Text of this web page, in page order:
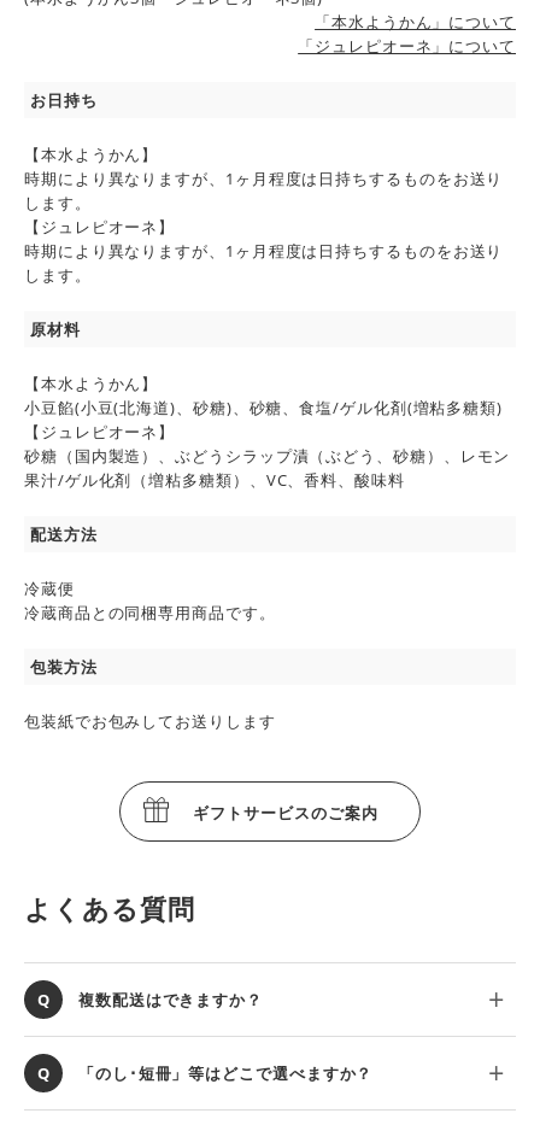
「本水ようかん」について
「ジュレピオーネ」について
お日持ち
【本水ようかん】
時期により異なりますが、1ヶ月程度は日持ちするものをお送り
します。
【ジュレピオーネ】
時期により異なりますが、1ヶ月程度は日持ちするものをお送り
します。
原材料
【本水ようかん】
小豆餡(小豆(北海道)、砂糖)、砂糖、食塩/ゲル化剤(増粘多糖類)
【ジュレピオーネ】
砂糖（国内製造）、ぶどうシラップ漬（ぶどう、砂糖）、レモン
果汁/ゲル化剤（増粘多糖類）、VC、香料、酸味料
配送方法
冷蔵便
冷蔵商品との同梱専用商品です。
包装方法
包装紙でお包みしてお送りします
ギフトサービスのご案内
よくある質問
複数配送はできますか？
「のし･短冊」等はどこで選べますか？